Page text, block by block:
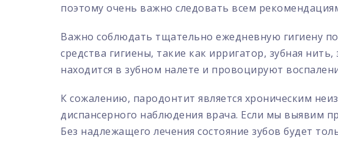
поэтому очень важно следовать всем
Важно соблюдать тщательно ежедневную гигиену
средства гигиены, такие как ирригатор, зубная
находится в зубном налете и провоцируют
К сожалению, пародонтит является хроническим
диспансерного наблюдения врача. Если мы выявим
Без надлежащего лечения состояние зубов будет